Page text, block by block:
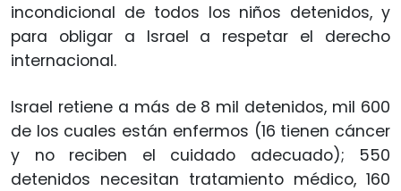
incondicional de todos los niños detenidos, y
para obligar a Israel a respetar el derecho
internacional.
Israel retiene a más de 8 mil detenidos, mil 600
de los cuales están enfermos (16 tienen cáncer
y no reciben el cuidado adecuado); 550
detenidos necesitan tratamiento médico, 160